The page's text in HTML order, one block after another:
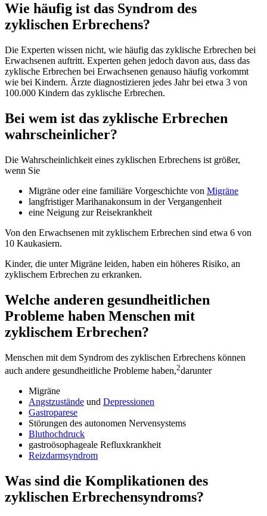
Wie häufig ist das Syndrom des
zyklischen Erbrechens?
Die Experten wissen nicht, wie häufig das zyklische Erbrechen bei
Erwachsenen auftritt. Experten gehen jedoch davon aus, dass das
zyklische Erbrechen bei Erwachsenen genauso häufig vorkommt
wie bei Kindern. Ärzte diagnostizieren jedes Jahr bei etwa 3 von
100.000 Kindern das zyklische Erbrechen.
Bei wem ist das zyklische Erbrechen
wahrscheinlicher?
Die Wahrscheinlichkeit eines zyklischen Erbrechens ist größer,
wenn Sie
Migräne oder eine familiäre Vorgeschichte von Migräne
langfristiger Marihanakonsum in der Vergangenheit
eine Neigung zur Reisekrankheit
Von den Erwachsenen mit zyklischem Erbrechen sind etwa 6 von
10 Kaukasiern.
Kinder, die unter Migräne leiden, haben ein höheres Risiko, an
zyklischem Erbrechen zu erkranken.
Welche anderen gesundheitlichen
Probleme haben Menschen mit
zyklischem Erbrechen?
Menschen mit dem Syndrom des zyklischen Erbrechens können
auch andere gesundheitliche Probleme haben,2darunter
Migräne
Angstzustände und Depressionen
Gastroparese
Störungen des autonomen Nervensystems
Bluthochdruck
gastroösophageale Refluxkrankheit
Reizdarmsyndrom
Was sind die Komplikationen des
zyklischen Erbrechensyndroms?